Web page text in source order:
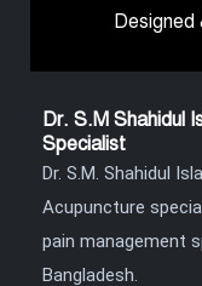
Designed
Dr. S.M Shahidul
Specialist
Dr. S.M. Shahidul
Acupuncture
pain management
Bangladesh.